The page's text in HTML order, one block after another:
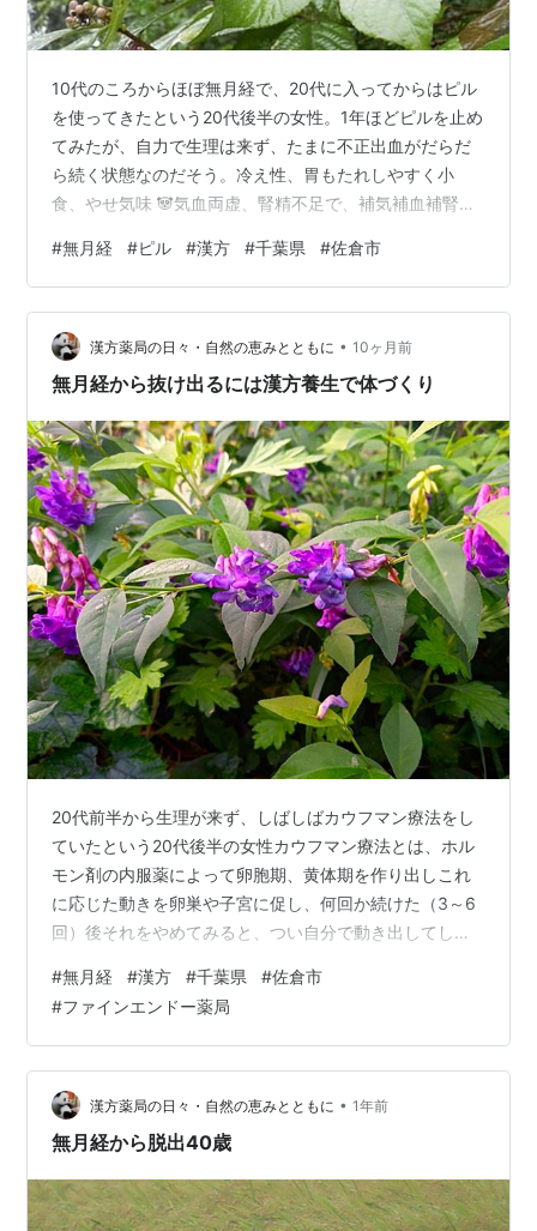
10代のころからほぼ無月経で、20代に入ってからはピル
を使ってきたという20代後半の女性。1年ほどピルを止め
てみたが、自力で生理は来ず、たまに不正出血がだらだ
ら続く状態なのだそう。冷え性、胃もたれしやすく小
食、やせ気味 🐼気血両虚、腎精不足で、補気補血補腎対
とのこと。漢方の服用も問題なく毎日がっちり服用して
くれている。🌙3か月後少量出血が2週間続く状況を繰り
返しているが、振り返ってみるとほぼ1か月周期で起こっ
ていることになる。良い兆候だ。理気活血作用の漢方を
加える🌙4か月後排卵のようなお腹のハリ感を覚えてから
#無月経 #ピル #漢方 #千葉県 #佐倉市
漢方薬局の日々・自然の恵みとともに • 10ヶ月前
無月経から抜け出るには漢方養生で体づくり
20代前半から生理が来ず、しばしばカウフマン療法をし
ていたという20代後半の女性カウフマン療法とは、ホル
モン剤の内服薬によって卵胞期、黄体期を作り出しこれ
に応じた動きを卵巣や子宮に促し、何回か続けた（3～6
回）後それをやめてみると、つい自分で動き出してしま
し彼女は、ホルモン治療を停止すると、その後、自発生
理が起こらず無月経状態が続いてしまうのです。現在ホ
ルモン治療は休んでいる。体質チェックを行いその結
果、利気活血、補血、補腎対策をすることにしました。
🌙3ヶ月後、ふっと生理出血があり、びっくり。 勢いつ
いて一生懸命服用しましたが、その後はうんとも…
#無月経 #漢方 #千葉県 #佐倉市
#ファインエンドー薬局
漢方薬局の日々・自然の恵みとともに • 1年前
無月経から脱出40歳